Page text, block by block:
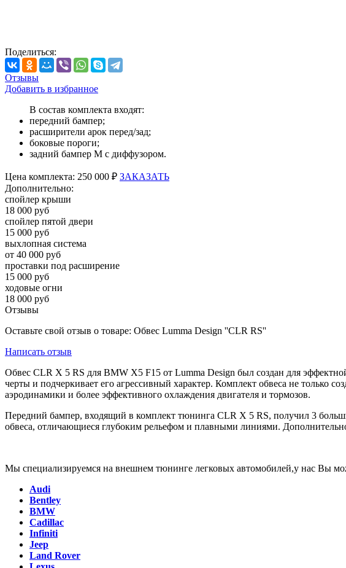
Поделиться:
Отзывы
Добавить в избранное
В состав комплекта входят:
передний бампер;
расширители арок перед/зад;
боковые пороги;
задний бампер M с диффузором.
Цена комплекта: 250 000 ₽ ЗАКАЗАТЬ
Дополнительно:
спойлер крыши
18 000 руб
спойлер пятой двери
15 000 руб
выхлопная система
от 40 000 руб
проставки под расширение
15 000 руб
ходовые огни
18 000 руб
Отзывы
Оставьте свой отзыв о товаре: Обвес Lumma Design ''CLR RS''
Написать отзыв
Обвес CLR X 5 RS для BMW X5 F15 от Lumma Design был создан для
черты и подчеркивает его агрессивный характер. Комплект обвеса не только
аэродинамики и более эффективного охлаждения двигателя и тормозов.
Передний бампер, входящий в комплект тюнинга CLR X 5 RS, получил 3
обвеса, отличающиеся глубоким рельефом и плавными линиями.
Мы специализируемся на внешнем тюнинге легковых автомобилей,у нас Вы
Audi
Bentley
BMW
Cadillac
Infiniti
Jeep
Land Rover